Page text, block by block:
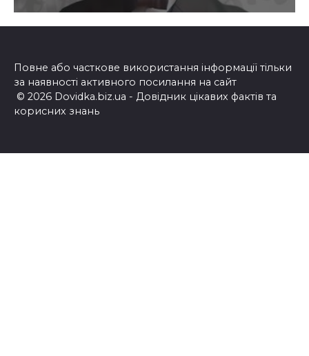
Повне або часткове використання інформації тільки
за наявності активного посилання на сайт
© 2026 Dovidka.biz.ua - Довідник цікавих фактів та
корисних знань